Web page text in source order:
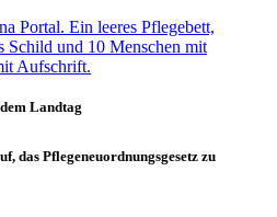
Landtag
das Pflegeneuordnungsgesetz zu